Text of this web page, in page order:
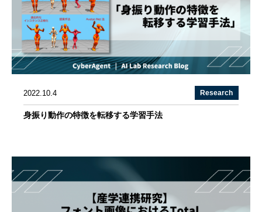
2022.10.4 Research
身振り動作の特徴を転移する学習手法